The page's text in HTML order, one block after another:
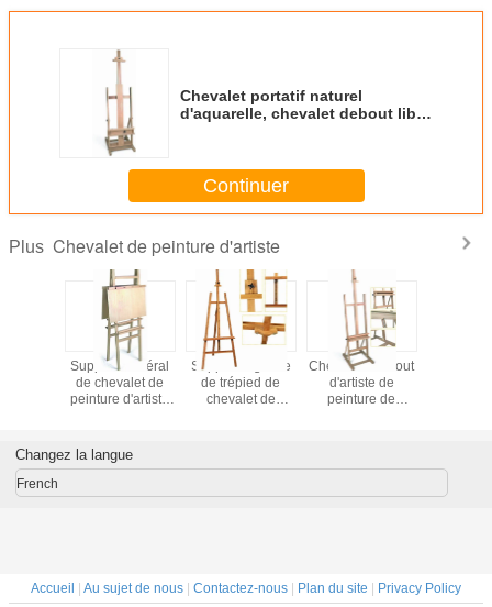
Chevalet portatif naturel
d'aquarelle, chevalet debout libre
Continuer
Plus Chevalet de peinture d'artiste
le
de
de
Support bilatéral
de chevalet de
peinture d'artiste
la largeur des
enfants 71cm
Support réglable
de trépied de
chevalet de
disponible
Chevalets debout
d'artiste de
peinture de
naturelle d'enfants
pin/
Changez la langue
French
Accueil Au sujet de nous Contactez-nous Plan du site Privacy Policy